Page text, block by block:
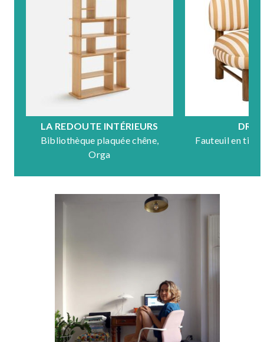
LA REDOUTE INTÉRIEURS
Bibliothèque plaquée chêne,
Orga
Fauteuil en